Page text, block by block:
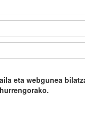
eta webgunea